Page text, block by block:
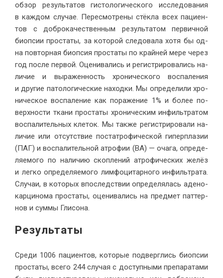
об­зор ре­зуль­та­тов ги­сто­ло­ги­че­ско­го ис­сле­до­ва­ния
в каж­дом слу­чае. Пе­ре­смот­ре­ны стёк­ла всех па­ци­ен­
тов с доб­ро­ка­че­ствен­ным ре­зуль­та­том пер­вич­ной
биоп­сии про­ста­ты, за ко­то­рой сле­до­ва­ла хо­тя бы од­
на по­втор­ная биоп­сия про­ста­ты по край­ней ме­ре через
год по­сле пер­вой. Оце­ни­ва­лись и ре­ги­стри­ро­ва­лись на­
ли­чие и вы­ра­жен­ность хро­ни­че­ско­го вос­па­ле­ния
и дру­гие па­то­ло­ги­че­ские на­ход­ки. Мы опре­де­ли­ли хро­
ни­че­ское вос­па­ле­ние как по­ра­же­ние 1% и бо­лее по­
верх­но­сти тка­ни про­ста­ты хро­ни­че­ским ин­филь­тра­том
вос­па­ли­тель­ных кле­ток. Мы так­же ре­ги­стри­ро­ва­ли на­
ли­чие или от­сут­ствие по­ста­тро­фи­че­ской ги­пер­пла­зии
(ПАГ) и вос­па­ли­тель­ной атро­фии (ВА) — оча­га, опре­де­
ля­е­мо­го по на­ли­чию скоп­ле­ний атро­фи­че­ских же­лёз
и лег­ко опре­де­ля­е­мо­го лим­фо­ци­тар­но­го ин­филь­тра­та.
Слу­чаи, в ко­то­рых впо­след­ствии опре­де­ля­лась аде­но­
кар­ци­но­ма про­ста­ты, оце­ни­ва­лись на пред­мет пат­тер­
нов и сум­мы Глисона.
Ре­зультаты
Сре­ди 1006 па­ци­ен­тов, ко­то­рые под­верг­лись биоп­сии
про­ста­ты, все­го 244 слу­чая с до­ступ­ны­ми пре­па­ра­та­ми